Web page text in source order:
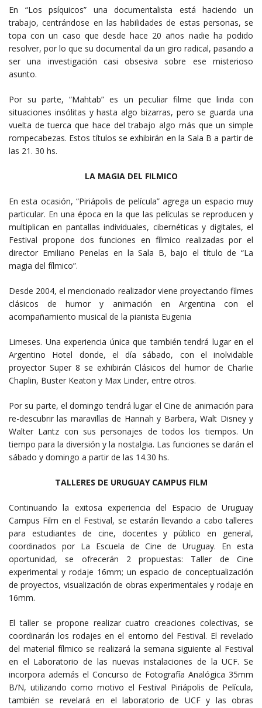
En “Los psíquicos” una documentalista está haciendo un
trabajo, centrándose en las habilidades de estas personas, se
topa con un caso que desde hace 20 años nadie ha podido
resolver, por lo que su documental da un giro radical, pasando a
ser una investigación casi obsesiva sobre ese misterioso
asunto.
Por su parte, “Mahtab” es un peculiar filme que linda con
situaciones insólitas y hasta algo bizarras, pero se guarda una
vuelta de tuerca que hace del trabajo algo más que un simple
rompecabezas. Estos títulos se exhibirán en la Sala B a partir de
las 21. 30 hs.
LA MAGIA DEL FILMICO
En esta ocasión, “Piriápolis de película” agrega un espacio muy
particular. En una época en la que las películas se reproducen y
multiplican en pantallas individuales, cibernéticas y digitales, el
Festival propone dos funciones en fílmico realizadas por el
director Emiliano Penelas en la Sala B, bajo el título de “La
magia del fílmico”.
Desde 2004, el mencionado realizador viene proyectando filmes
clásicos de humor y animación en Argentina con el
acompañamiento musical de la pianista Eugenia
Limeses. Una experiencia única que también tendrá lugar en el
Argentino Hotel donde, el día sábado, con el inolvidable
proyector Super 8 se exhibirán Clásicos del humor de Charlie
Chaplin, Buster Keaton y Max Linder, entre otros.
Por su parte, el domingo tendrá lugar el Cine de animación para
re-descubrir las maravillas de Hannah y Barbera, Walt Disney y
Walter Lantz con sus personajes de todos los tiempos. Un
tiempo para la diversión y la nostalgia. Las funciones se darán el
sábado y domingo a partir de las 14.30 hs.
TALLERES DE URUGUAY CAMPUS FILM
Continuando la exitosa experiencia del Espacio de Uruguay
Campus Film en el Festival, se estarán llevando a cabo talleres
para estudiantes de cine, docentes y público en general,
coordinados por La Escuela de Cine de Uruguay. En esta
oportunidad, se ofrecerán 2 propuestas: Taller de Cine
experimental y rodaje 16mm; un espacio de conceptualización
de proyectos, visualización de obras experimentales y rodaje en
16mm.
El taller se propone realizar cuatro creaciones colectivas, se
coordinarán los rodajes en el entorno del Festival. El revelado
del material fílmico se realizará la semana siguiente al Festival
en el Laboratorio de las nuevas instalaciones de la UCF. Se
incorpora además el Concurso de Fotografía Analógica 35mm
B/N, utilizando como motivo el Festival Piriápolis de Película,
también se revelará en el laboratorio de UCF y las obras